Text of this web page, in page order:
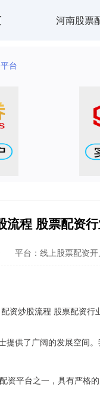
河南股票
台
流程 股票配资
平台：线上股票配资开
提供了广阔的发展空间
资平台之一，具有严格